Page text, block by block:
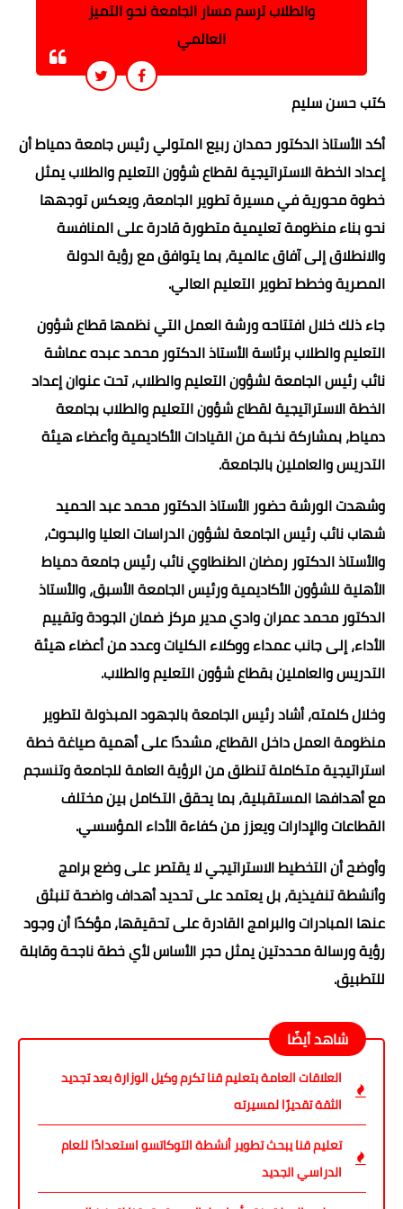
والطلاب ترسم مسار الجامعة نحو التميز
العالمي
كتب حسن سليم
أكد الأستاذ الدكتور حمدان ربيع المتولي رئيس جامعة دمياط أن
إعداد الخطة الاستراتيجية لقطاع شؤون التعليم والطلاب يمثل
خطوة محورية في مسيرة تطوير الجامعة، ويعكس توجهها
نحو بناء منظومة تعليمية متطورة قادرة على المنافسة
والانطلاق إلى آفاق عالمية، بما يتوافق مع رؤية الدولة
المصرية وخطط تطوير التعليم العالي.
جاء ذلك خلال افتتاحه ورشة العمل التي نظمها قطاع شؤون
التعليم والطلاب برئاسة الأستاذ الدكتور محمد عبده عماشة
نائب رئيس الجامعة لشؤون التعليم والطلاب، تحت عنوان إعداد
الخطة الاستراتيجية لقطاع شؤون التعليم والطلاب بجامعة
دمياط، بمشاركة نخبة من القيادات الأكاديمية وأعضاء هيئة
التدريس والعاملين بالجامعة.
وشهدت الورشة حضور الأستاذ الدكتور محمد عبد الحميد
شهاب نائب رئيس الجامعة لشؤون الدراسات العليا والبحوث،
والأستاذ الدكتور رمضان الطنطاوي نائب رئيس جامعة دمياط
الأهلية للشؤون الأكاديمية ورئيس الجامعة الأسبق، والأستاذ
الدكتور محمد عمران وادي مدير مركز ضمان الجودة وتقييم
الأداء، إلى جانب عمداء ووكلاء الكليات وعدد من أعضاء هيئة
التدريس والعاملين بقطاع شؤون التعليم والطلاب.
وخلال كلمته، أشاد رئيس الجامعة بالجهود المبذولة لتطوير
منظومة العمل داخل القطاع، مشددًا على أهمية صياغة خطة
استراتيجية متكاملة تنطلق من الرؤية العامة للجامعة وتنسجم
مع أهدافها المستقبلية، بما يحقق التكامل بين مختلف
القطاعات والإدارات ويعزز من كفاءة الأداء المؤسسي.
وأوضح أن التخطيط الاستراتيجي لا يقتصر على وضع برامج
وأنشطة تنفيذية، بل يعتمد على تحديد أهداف واضحة تنبثق
عنها المبادرات والبرامج القادرة على تحقيقها، مؤكدًا أن وجود
رؤية ورسالة محددتين يمثل حجر الأساس لأي خطة ناجحة وقابلة
للتطبيق.
شاهد أيضًا
العلاقات العامة بتعليم قنا تكرم وكيل الوزارة بعد تجديد
الثقة تقديرًا لمسيرته
تعليم قنا يبحث تطوير أنشطة التوكاتسو استعدادًا للعام
الدراسي الجديد